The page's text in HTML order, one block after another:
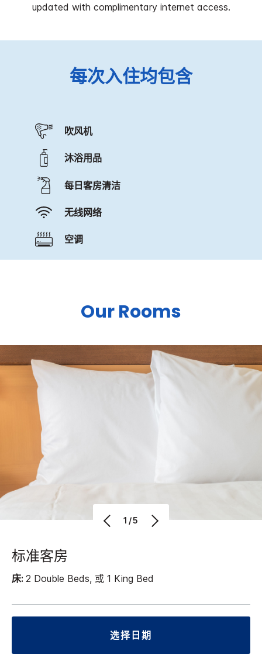
updated with complimentary internet access.
每次入住均包含
吹风机
沐浴用品
每日客房清洁
无线网络
空调
Our Rooms
1/5
标准客房
床: 2 Double Beds, 或 1 King Bed
选择日期